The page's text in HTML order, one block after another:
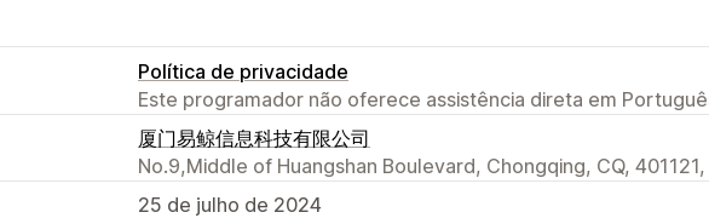
Política de privacidade
Este programador não oferece assistência direta em
厦门易鲸信息科技有限公司
No.9,Middle of Huangshan Boulevard, Chongqing, CQ, 401121,
25 de julho de 2024